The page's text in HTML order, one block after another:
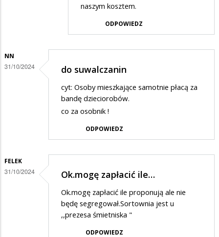
naszym kosztem.
ODPOWIEDZ
NN
31/10/2024 do suwalczanin
cyt: Osoby mieszkające samotnie płacą za
bandę dzieciorobów.
co za osobnik !
ODPOWIEDZ
FELEK
31/10/2024 Ok.mogę zapłacić ile…
Ok.mogę zapłacić ile proponują ale nie
będę segregował.Sortownia jest u
,,prezesa śmietniska "
ODPOWIEDZ